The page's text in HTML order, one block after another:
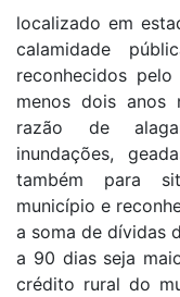
localizado em
calamidade
reconhecidos
menos dois
razão de
inundações,
também para
município e
a soma de dívidas
a 90 dias seja
crédito rural do